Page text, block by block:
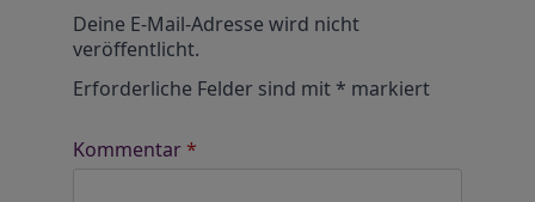
Deine E-Mail-Adresse wird nicht
veröffentlicht.
Erforderliche Felder sind mit* markiert
Kommentar*